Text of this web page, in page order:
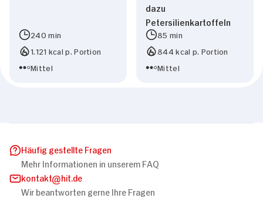
240 min
1.121 kcal p. Portion
Mittel
dazu
Petersilienkartoffeln
85 min
844 kcal p. Portion
Mittel
Häufig gestellte Fragen
Mehr Informationen in unserem FAQ
kontakt
hit.de
Wir beantworten gerne Ihre Fragen